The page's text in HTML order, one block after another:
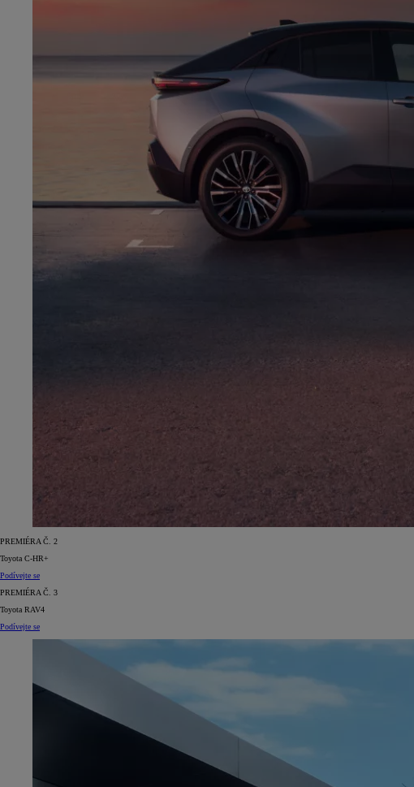
Od
vč. zvýhodnění
Corolla Hatchback
HYBRID
PREMIÉRA Č. 2
Toyota C-HR+
Podívejte se
PREMIÉRA Č. 3
Toyota RAV4
Podívejte se